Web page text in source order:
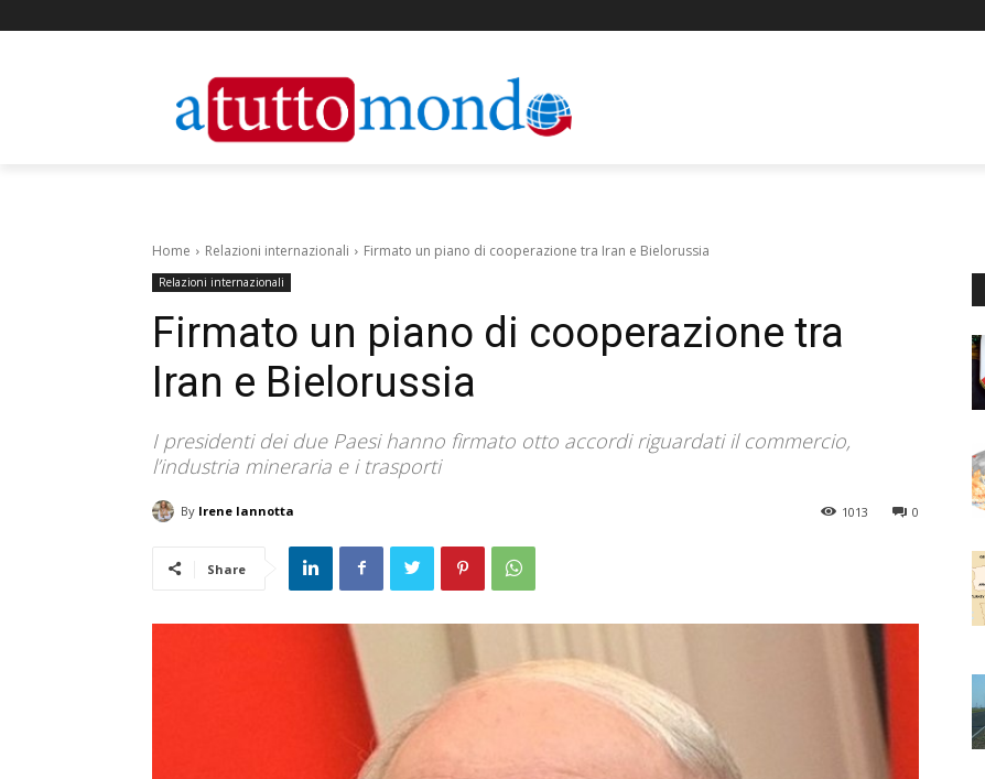
Home Relazioni internazionali Firmato un piano di cooperazione tra Iran e Bielorussia
Relazioni internazionali
Firmato un piano di cooperazione tra
Iran e Bielorussia
I presidenti dei due Paesi hanno firmato otto accordi riguardati il commercio,
l’industria mineraria e i trasporti
By Irene Iannotta 0
1013
Share